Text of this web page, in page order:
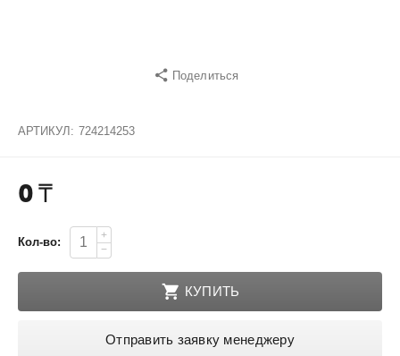
Поделиться
АРТИКУЛ: 724214253
0₸
Кол-во:
+
−
КУПИТЬ
Отправить заявку менеджеру